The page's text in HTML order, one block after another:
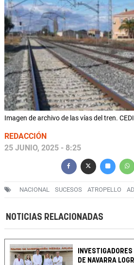
Imagen de archivo de las vías del tren.
REDACCIÓN
25 JUNIO, 2025 - 8:25
NACIONAL SUCESOS ATROPELLO
NOTICIAS RELACIONADAS
DE NAVARRA